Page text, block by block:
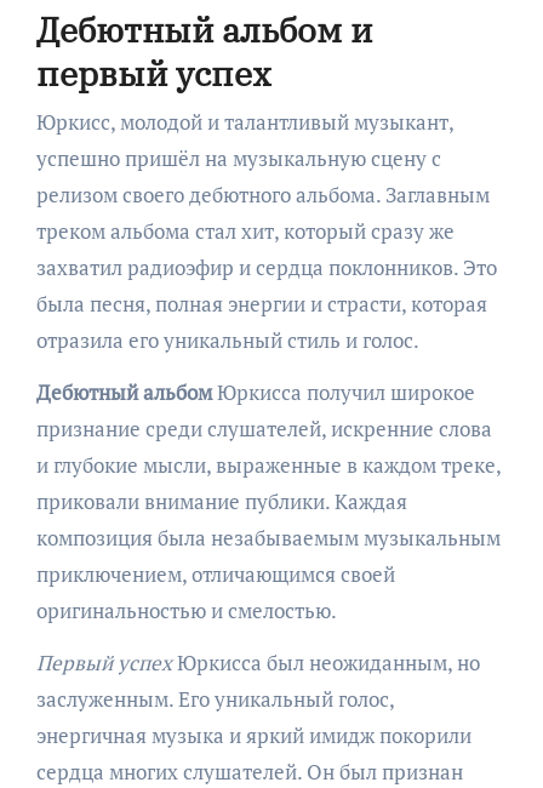
Дебютный альбом и
первый успех
Юркисс, молодой и талантливый музыкант,
успешно пришёл на музыкальную сцену с
релизом своего дебютного альбома. Заглавным
треком альбома стал хит, который сразу же
захватил радиоэфир и сердца поклонников. Это
была песня, полная энергии и страсти, которая
отразила его уникальный стиль и голос.
Дебютный альбомЮркисса получил широкое
признание среди слушателей, искренние слова
и глубокие мысли, выраженные в каждом треке,
приковали внимание публики. Каждая
композиция была незабываемым музыкальным
приключением, отличающимся своей
оригинальностью и смелостью.
Первый успехЮркисса был неожиданным, но
заслуженным. Его уникальный голос,
энергичная музыка и яркий имидж покорили
сердца многих слушателей. Он был признан